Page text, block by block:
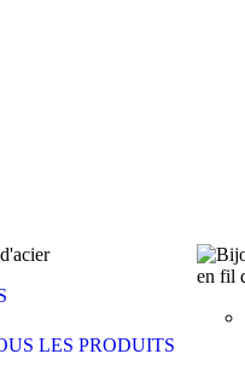
LES PRODUITS